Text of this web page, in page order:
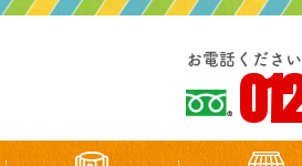
お電話くださ